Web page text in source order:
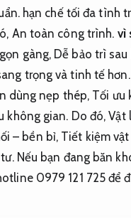
hạn chế tối đa tình
An toàn công trình. vì
gàng, Dễ bảo trì sau
trọng và tinh tế hơn.
dùng nẹp thép, Tối ưu
không gian. Do đó,Vật
– bền bỉ, Tiết kiệm
Nếu bạn đang băn
0979 121 725 để